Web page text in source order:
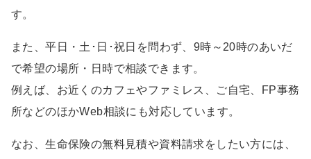
す。
また、平日・土･日･祝日を問わず、9時～20時のあいだ
で希望の場所・日時で相談できます。
例えば、お近くのカフェやファミレス、ご自宅、FP事務
所などのほかWeb相談にも対応しています。
なお、生命保険の無料見積や資料請求をしたい方には、